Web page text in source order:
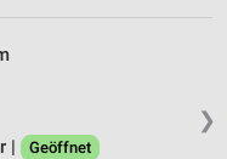
❯
|
Geöffnet